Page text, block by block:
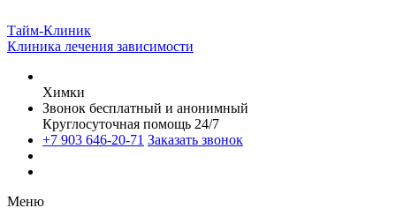
Тайм-Клиник
Клиника лечения зависимости
Химки
Звонок бесплатный и анонимный
Круглосуточная помощь 24/7
+7 903 646-20-71 Заказать звонок
Меню